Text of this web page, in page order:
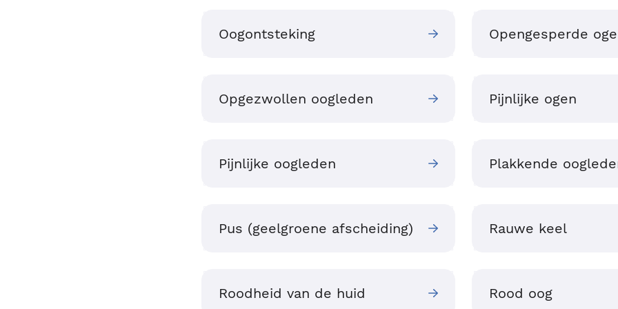
Oogontsteking Opengesperde
Opgezwollen oogleden Pijnlijke ogen
Pijnlijke oogleden Plakkende
Pus (geelgroene afscheiding) Rauwe keel
Roodheid van de huid Rood oog